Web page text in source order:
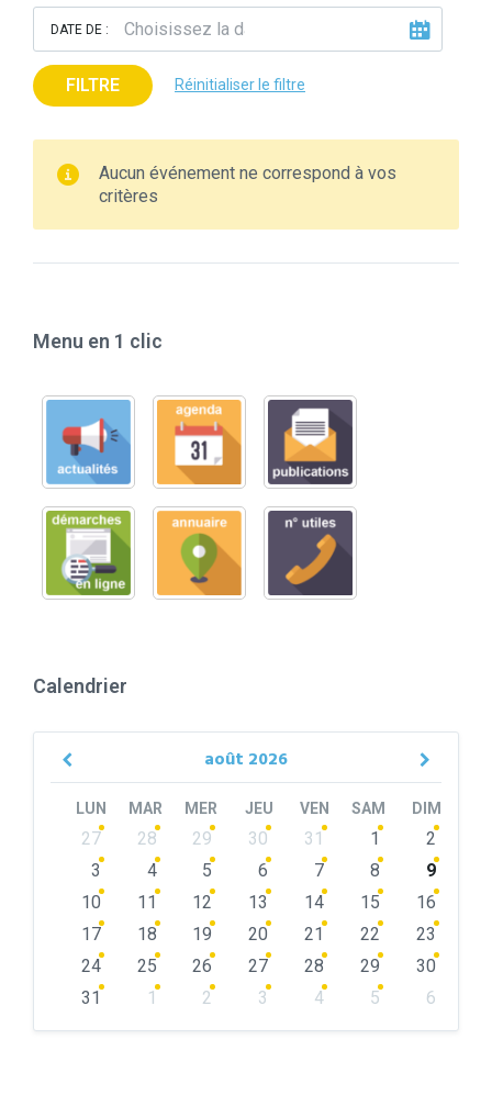
DATE DE :
FILTRE Réinitialiser le filtre
Aucun événement ne correspond à vos
critères
Menu en 1 clic
Calendrier
août 2026
Previous
LUN MAR MER JEU VEN SAM DIM
Skip
calendar
27 28 29 30 31 1
2
3
4 5 6 7 8
9
10
11 12 13 14 15
16
17
18 19 20 21 22
23
24
25 26 27 28 29
30
31
1 2 3 4 5
6